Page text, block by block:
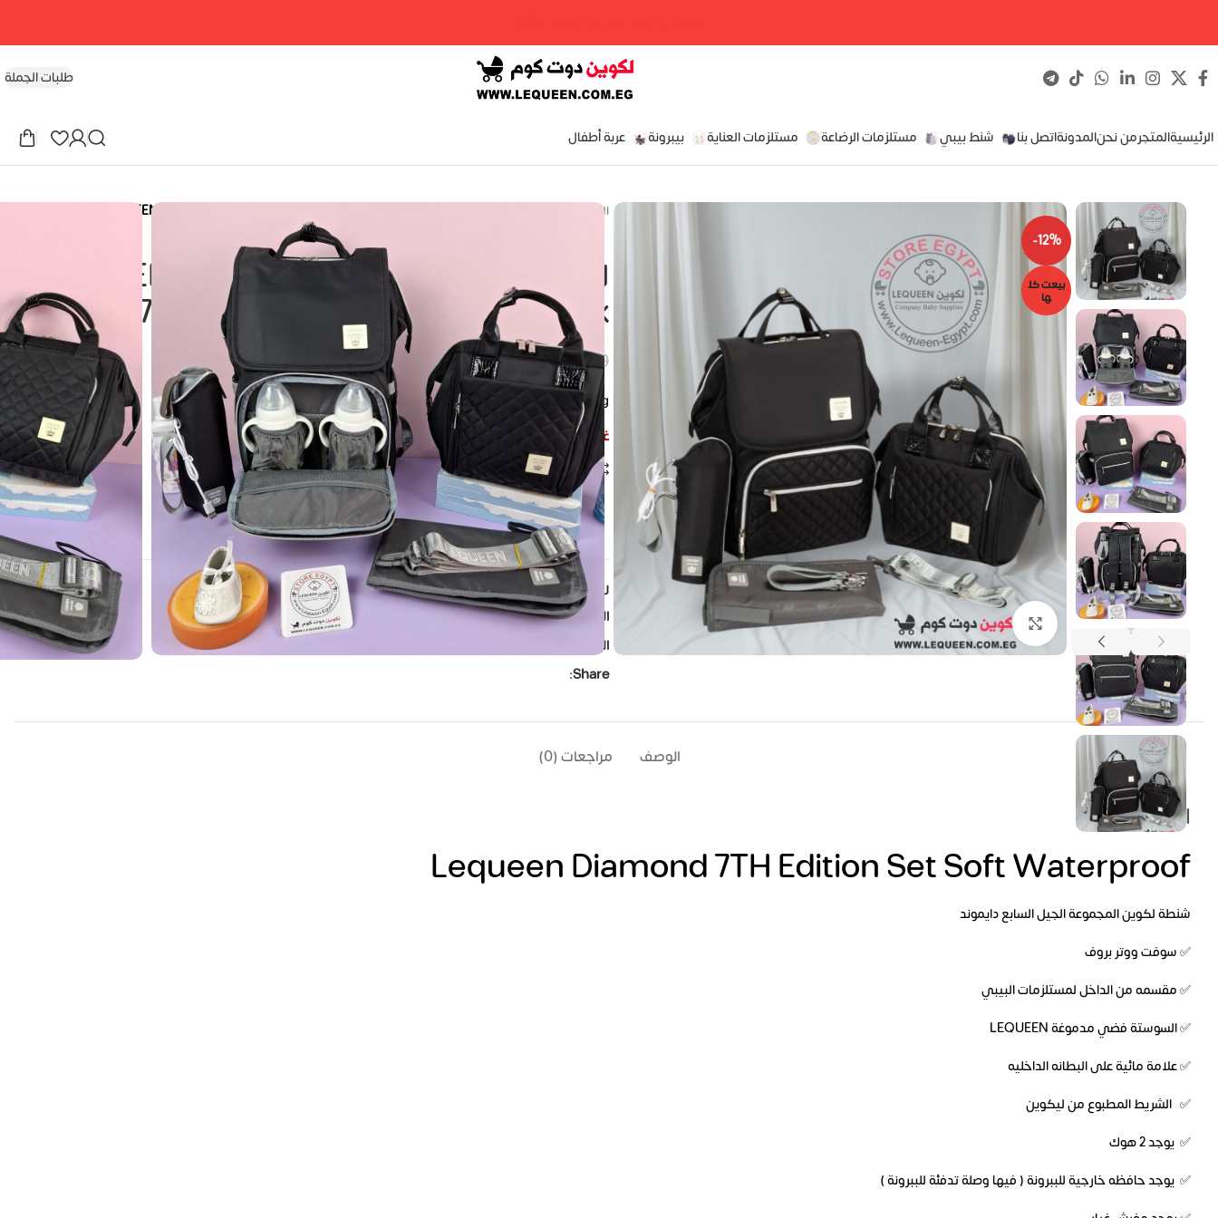
طلبات الجملة
الرئيسيةالمتجرمن نحنالمدونةاتصل بنا شنط بيبي مستلزمات الرضاعة مستلزمات العناية بيبرونة عربة أطفال
-12%
بيعت كل
ها
اضغط للتكبير
الرئيسية
EGP
EGP
EGP
ليكوين الجيل السابع المجموعة LEQUEEN –
7TH Generation set Cover Black
2,890.00
EGP
2,550.00
EGP
Lequeen Diaper bag الجيل السابع
غير متوفر في المخزون
مقارنة
إضافة الى المفضلة
30 People watching this product now!
رمز المنتج:LQ-7TH-set-Cover-Black
التصنيفات:LEQUEEN
, الجيل السابع دايموند
شنط بيبي
الوسوم:
Share:
الوصف مراجعات (0)
الوصف
Lequeen Diamond 7TH Edition Set Soft Waterproof
شنطة لكوين المجموعة الجيل السابع دايموند
✅ سوفت ووتر بروف
✅ مقسمه من الداخل لمستلزمات البيبي
✅ السوستة فضي مدموغة LEQUEEN
✅ علامة مائية على البطانه الداخليه
✅ الشريط المطبوع من ليكوين
✅ يوجد 2 هوك
✅ يوجد حافظه خارجية للببرونة ( فيها وصلة تدفئة للببرونة )